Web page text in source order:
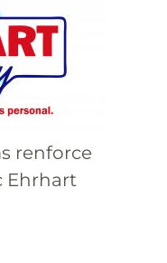
renforce
Ehrhart